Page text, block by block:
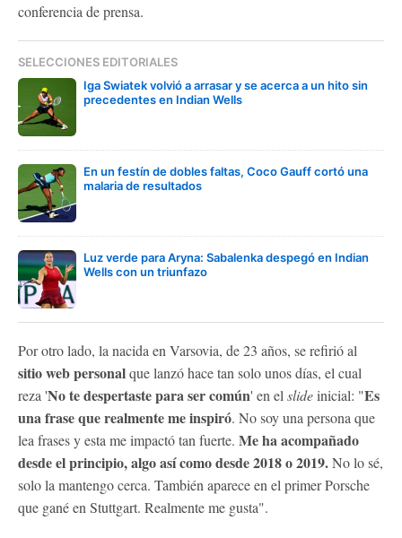
conferencia de prensa.
SELECCIONES EDITORIALES
Iga Swiatek volvió a arrasar y se acerca a un hito sin
precedentes en Indian Wells
En un festín de dobles faltas, Coco Gauff cortó una
malaria de resultados
Luz verde para Aryna: Sabalenka despegó en Indian
Wells con un triunfazo
Por otro lado, la nacida en Varsovia, de 23 años, se refirió al
sitio web personalque lanzó hace tan solo unos días, el cual
reza 'No te despertaste para ser común' en el slideinicial: "Es
una frase que realmente me inspiró. No soy una persona que
lea frases y esta me impactó tan fuerte. Me ha acompañado
desde el principio, algo así como desde 2018 o 2019.No lo sé,
solo la mantengo cerca. También aparece en el primer Porsche
que gané en Stuttgart. Realmente me gusta".